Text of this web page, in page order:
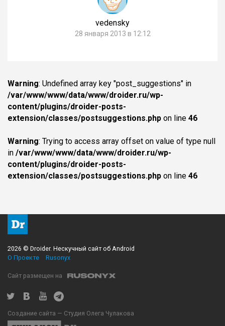
vedensky
28 января 2013 в 12:12
Warning: Undefined array key "post_suggestions" in
/var/www/www/data/www/droider.ru/wp-
content/plugins/droider-posts-
extension/classes/postsuggestions.php on line 46
Warning: Trying to access array offset on value of type null
in /var/www/www/data/www/droider.ru/wp-
content/plugins/droider-posts-
extension/classes/postsuggestions.php on line 46
2026 © Droider. Нескучный сайт об Android
О Проекте
Rusonyx
Сайт размещен на
Создание сайта — Студия Олега Чулакова